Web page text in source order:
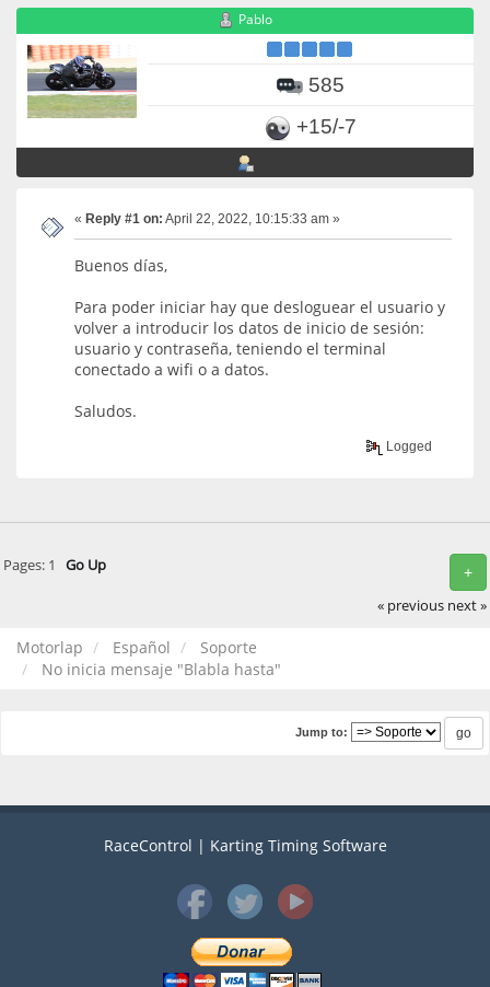
Pablo
585
+15/-7
« Reply #1 on: April 22, 2022, 10:15:33 am »
Buenos días,
Para poder iniciar hay que desloguear el usuario y
volver a introducir los datos de inicio de sesión:
usuario y contraseña, teniendo el terminal
conectado a wifi o a datos.
Saludos.
Logged
+
Pages: 1 Go Up
« previous next »
Motorlap Español
Soporte
No inicia mensaje "Blabla hasta"
Jump to:
RaceControl | Karting Timing Software